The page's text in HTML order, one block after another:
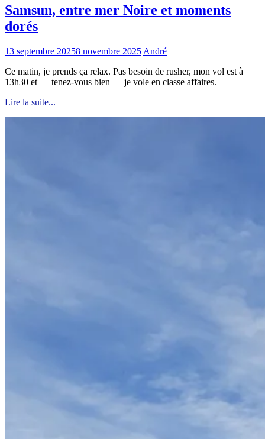
Samsun, entre mer Noire et moments
dorés
13 septembre 20258 novembre 2025 André
Ce matin, je prends ça relax. Pas besoin de rusher, mon vol est à
13h30 et — tenez-vous bien — je vole en classe affaires.
Lire la suite...